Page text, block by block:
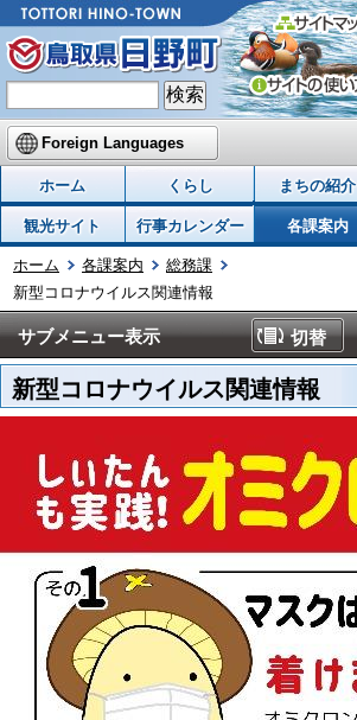
Foreign Languages
ホーム くらし まちの紹介
観光サイト 行事カレンダー 各課案内
ホーム 各課案内
総務課
新型コロナウイルス関連情報
サブメニュー表示 切替
新型コロナウイルス関連情報